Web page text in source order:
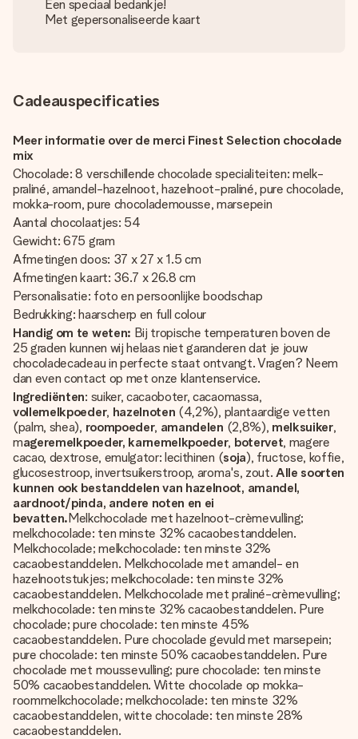
Een speciaal bedankje!
Met gepersonaliseerde kaart
Cadeauspecificaties
Meer informatie over de merci Finest Selection chocolade
mix
Chocolade: 8 verschillende chocolade specialiteiten: melk-
praliné, amandel-hazelnoot, hazelnoot-praliné, pure chocolade,
mokka-room, pure chocolademousse, marsepein
Aantal chocolaatjes: 54
Gewicht: 675 gram
Afmetingen doos: 37 x 27 x 1.5 cm
Afmetingen kaart: 36.7 x 26.8 cm
Personalisatie: foto en persoonlijke boodschap
Bedrukking: haarscherp en full colour
Handig om te weten: Bij tropische temperaturen boven de
25 graden kunnen wij helaas niet garanderen dat je jouw
chocoladecadeau in perfecte staat ontvangt. Vragen? Neem
dan even contact op met onze klantenservice.
Ingrediënten: suiker, cacaoboter, cacaomassa,
vollemelkpoeder, hazelnoten (4,2%), plantaardige vetten
(palm, shea), roompoeder, amandelen (2,8%), melksuiker,
mageremelkpoeder, karnemelkpoeder, botervet, magere
cacao, dextrose, emulgator: lecithinen (soja), fructose, koffie,
glucosestroop, invertsuikerstroop, aroma's, zout. Alle soorten
kunnen ook bestanddelen van hazelnoot, amandel,
aardnoot/pinda, andere noten en ei
bevatten.Melkchocolade met hazelnoot-crèmevulling;
melkchocolade: ten minste 32% cacaobestanddelen.
Melkchocolade; melkchocolade: ten minste 32%
cacaobestanddelen. Melkchocolade met amandel- en
hazelnootstukjes; melkchocolade: ten minste 32%
cacaobestanddelen. Melkchocolade met praliné-crèmevulling;
melkchocolade: ten minste 32% cacaobestanddelen. Pure
chocolade; pure chocolade: ten minste 45%
cacaobestanddelen. Pure chocolade gevuld met marsepein;
pure chocolade: ten minste 50% cacaobestanddelen. Pure
chocolade met moussevulling; pure chocolade: ten minste
50% cacaobestanddelen. Witte chocolade op mokka-
roommelkchocolade; melkchocolade: ten minste 32%
cacaobestanddelen, witte chocolade: ten minste 28%
cacaobestanddelen.